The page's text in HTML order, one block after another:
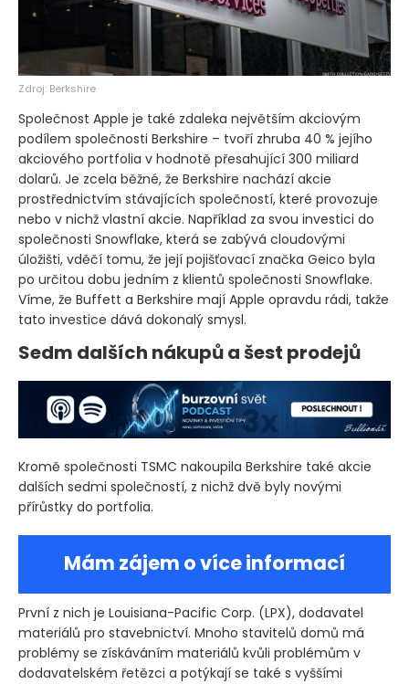
Zdroj: Berkshire
Společnost Apple je také zdaleka největším akciovým
podílem společnosti Berkshire – tvoří zhruba 40 % jejího
akciového portfolia v hodnotě přesahující 300 miliard
dolarů. Je zcela běžné, že Berkshire nachází akcie
prostřednictvím stávajících společností, které provozuje
nebo v nichž vlastní akcie. Například za svou investici do
společnosti Snowflake, která se zabývá cloudovými
úložišti, vděčí tomu, že její pojišťovací značka Geico byla
po určitou dobu jedním z klientů společnosti Snowflake.
Víme, že Buffett a Berkshire mají Apple opravdu rádi, takže
tato investice dává dokonalý smysl.
Sedm dalších nákupů a šest prodejů
Kromě společnosti TSMC nakoupila Berkshire také akcie
dalších sedmi společností, z nichž dvě byly novými
přírůstky do portfolia.
Mám zájem o více informací
První z nich je Louisiana-Pacific Corp. (LPX), dodavatel
materiálů pro stavebnictví. Mnoho stavitelů domů má
problémy se získáváním materiálů kvůli problémům v
dodavatelském řetězci a potýkají se také s vyššími